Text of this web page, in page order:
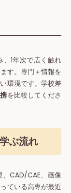
、1年次で広く触れ
す。専門＋情報を
環境です。学校差
を比較してくださ
ぶ流れ
、CAD/CAE、画像
ている高専が最近